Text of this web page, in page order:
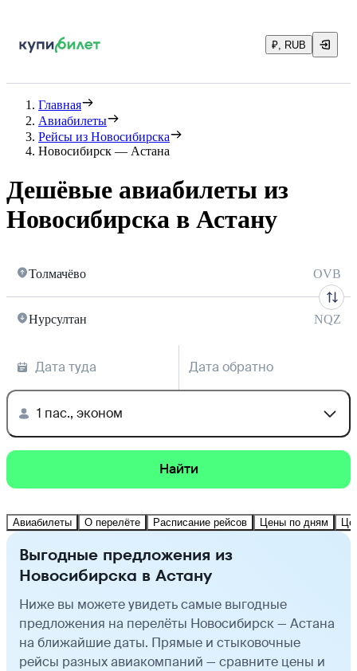
₽, RUB
Главная
Авиабилеты
Рейсы из Новосибирска
Новосибирск — Астана
Дешёвые авиабилеты из
Новосибирска в Астану
Толмачёво OVB
Нурсултан NQZ
Дата туда Дата обратно
1 пас., эконом
Найти
Авиабилеты О перелёте Расписание рейсов Цены по дням
Выгодные предложения из
Новосибирска в Астану
Ниже вы можете увидеть самые выгодные
предложения на перелёты Новосибирск — Астана
на ближайшие даты. Прямые и стыковочные
рейсы разных авиакомпаний — сравните цены и